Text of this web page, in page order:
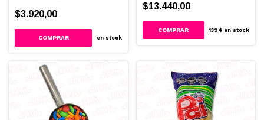
$3.920,00
COMPRAR en stock
$13.440,00
COMPRAR 1394 en stock